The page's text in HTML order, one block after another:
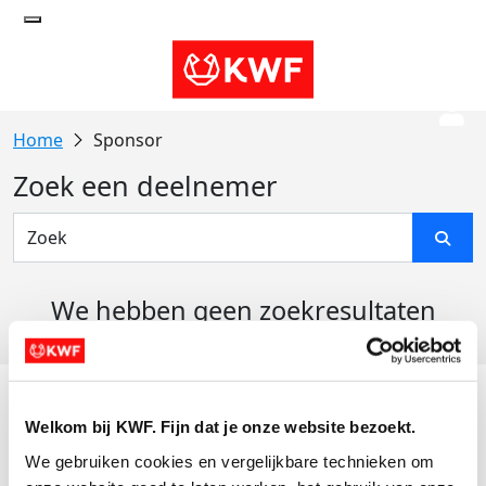
Welkom bij KWF. Fijn dat je onze website bezoekt.
We gebruiken cookies en vergelijkbare technieken om
Sponsor
Zoek een deelnemer
We hebben geen zoekresultaten
Actiematerialen
Evenementen